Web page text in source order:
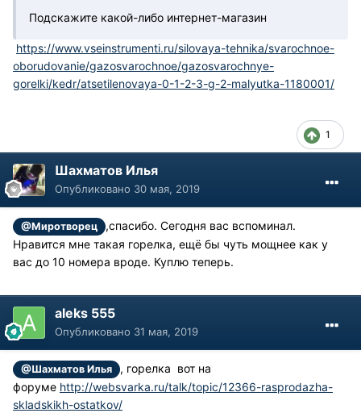
Подскажите какой-либо интернет-магазин
https://www.vseinstrumenti.ru/silovaya-tehnika/svarochnoe-
oborudovanie/gazosvarochnoe/gazosvarochnye-
gorelki/kedr/atsetilenovaya-0-1-2-3-g-2-malyutka-1180001/
1
Шахматов Илья
Опубликовано 30 мая, 2019
@Миротворец
,спасибо. Сегодня вас вспоминал.
Нравится мне такая горелка, ещё бы чуть мощнее как у
вас до 10 номера вроде. Куплю теперь.
aleks 555
Опубликовано 31 мая, 2019
@Шахматов Илья
, горелка вот на
форуме http://websvarka.ru/talk/topic/12366-rasprodazha-
skladskikh-ostatkov/